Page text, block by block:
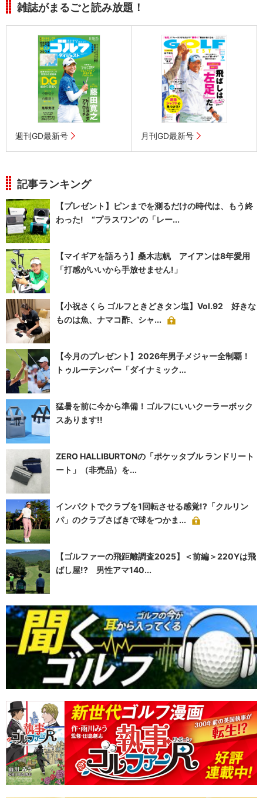
雑誌がまるごと読み放題！
週刊GD最新号 月刊GD最新号
記事ランキング
【プレゼント】ピンまでを測るだけの時代は、もう終
わった! “プラスワン”の「レー...
【マイギアを語ろう】桑木志帆 アイアンは8年愛用
「打感がいいから手放せません!」
【小祝さくら ゴルフときどきタン塩】Vol.92 好きな
ものは魚、ナマコ酢、シャ...
【今月のプレゼント】2026年男子メジャー全制覇！
トゥルーテンパー「ダイナミック...
猛暑を前に今から準備！ゴルフにいいクーラーボック
スあります!!
ZERO HALLIBURTONの「ポケッタブル ランドリート
ート」（非売品）を...
インパクトでクラブを1回転させる感覚!?「クルリン
パ」のクラブさばきで球をつかま...
【ゴルファーの飛距離調査2025】＜前編＞220Yは飛
ばし屋!? 男性アマ140...